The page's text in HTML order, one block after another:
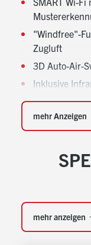
"Windfree"-
Zugluft
3D Auto-Air-
Inklusive
Kühlen |
Luftansaug
Tages- und
Optional:
mehr Anzeigen
mehr anzeigen